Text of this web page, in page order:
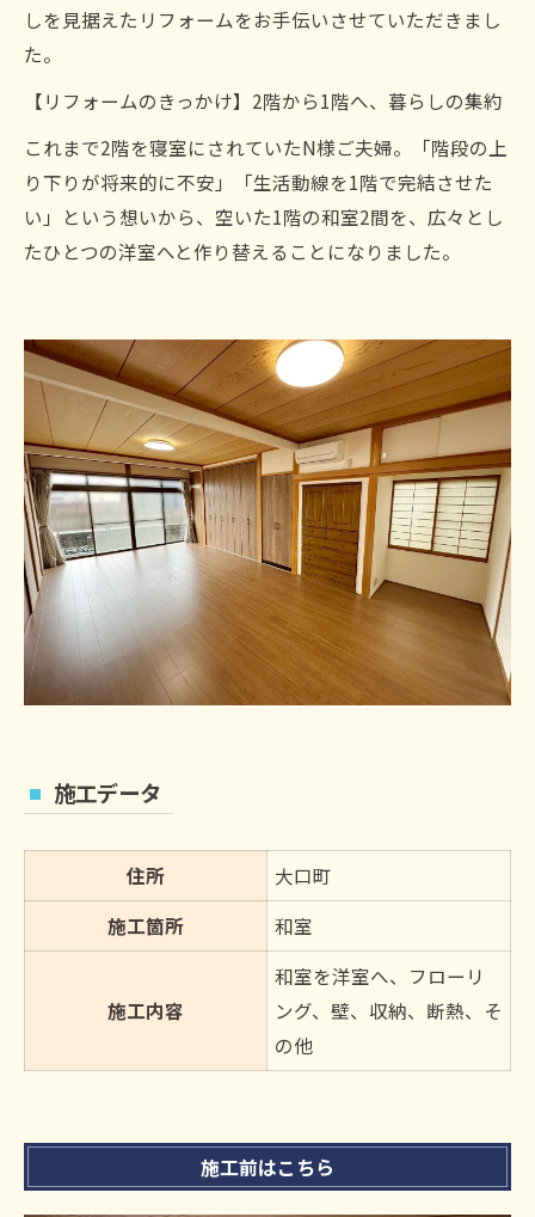
しを見据えたリフォームをお手伝いさせていただきまし
た。
【リフォームのきっかけ】2階から1階へ、暮らしの集約
これまで2階を寝室にされていたN様ご夫婦。「階段の上
り下りが将来的に不安」「生活動線を1階で完結させた
い」という想いから、空いた1階の和室2間を、広々とし
たひとつの洋室へと作り替えることになりました。
施工データ
住所
大口町
施工箇所
和室
施工内容
和室を洋室へ、フローリ
ング、壁、収納、断熱、そ
の他
施工前はこちら